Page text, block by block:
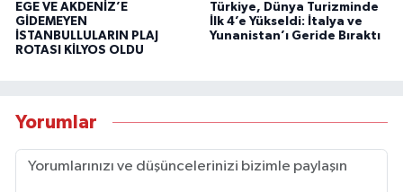
EGE VE AKDENİZ’E
GİDEMEYEN
İSTANBULLULARIN PLAJ
ROTASI KİLYOS OLDU
Türkiye, Dünya Turizminde
İlk 4’e Yükseldi: İtalya ve
Yunanistan’ı Geride Bıraktı
Yorumlar